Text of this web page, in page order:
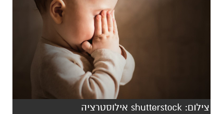
צילום: shutterstock אילוסטרציה